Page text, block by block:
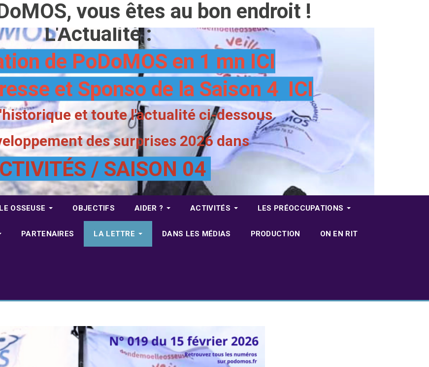
vous êtes au bon endroit !
L'Actualité :
de PoDoMOS en 1 mn ICI
et Sponso de la Saison 4 ICI
et toute l'actualité ci-dessous
des surprises 2026 dans
/ SAISON 04
OSSEUSE OBJECTIFS AIDER ? ACTIVITÉS LES PRÉOCCUPATIONS
PARTENAIRES LA LETTRE DANS LES MÉDIAS PRODUCTION ON EN RIT